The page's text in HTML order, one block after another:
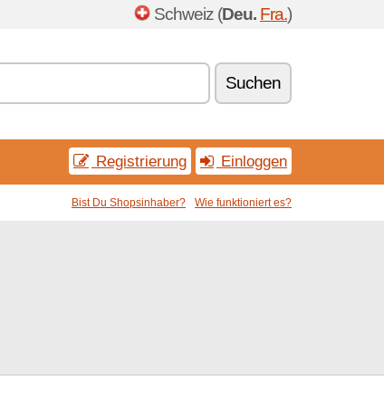
Schweiz (Deu. Fra.)
Suchen
Registrierung Einloggen
Bist Du Shopsinhaber? Wie funktioniert es?